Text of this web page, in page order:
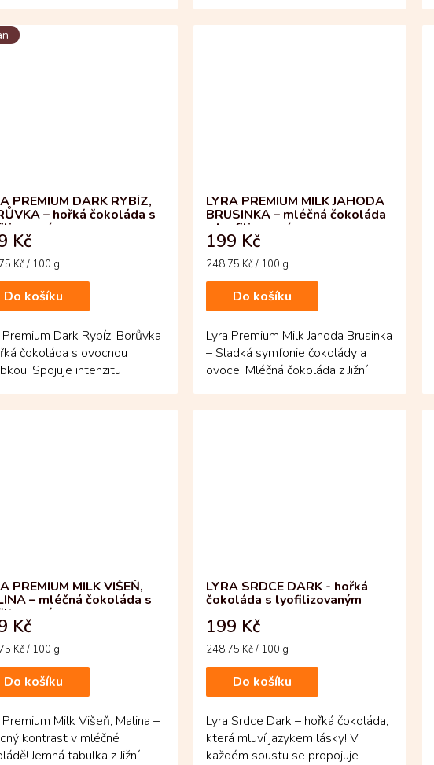
PREMIUM DARK RYBÍZ,
– hořká čokoláda s
ovocem
Kč
Kč / 100 g
Do košíku
Premium Dark Rybíz, Borůvka
čokoláda s ovocnou
Spojuje intenzitu
LYRA PREMIUM MILK JAHODA
BRUSINKA – mléčná čokoláda
s lyofilizovaným ovocem
199 Kč
Měrná
248,75 Kč / 100 g
Do košíku
Lyra Premium Milk Jahoda Brusinka
– Sladká symfonie čokolády a
ovoce! Mléčná čokoláda z Jižní
PREMIUM MILK VIŠEŇ,
– mléčná čokoláda s
ovocem
Kč
Kč / 100 g
Do košíku
Premium Milk Višeň, Malina –
kontrast v mléčné
Jemná tabulka z Jižní
LYRA SRDCE DARK - hořká
čokoláda s lyofilizovaným
199 Kč
Měrná
248,75 Kč / 100 g
Do košíku
Lyra Srdce Dark – hořká čokoláda,
která mluví jazykem lásky! V
každém soustu se propojuje